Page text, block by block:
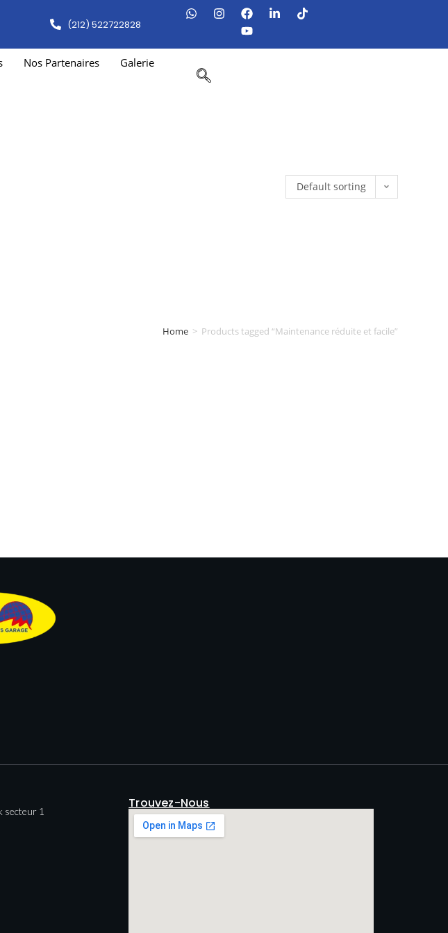
(212) 522722828
Nos Partenaires
Galerie
Home > Products tagged “Maintenance réduite et facile”
Default sorting
secteur 1
Trouvez-Nous